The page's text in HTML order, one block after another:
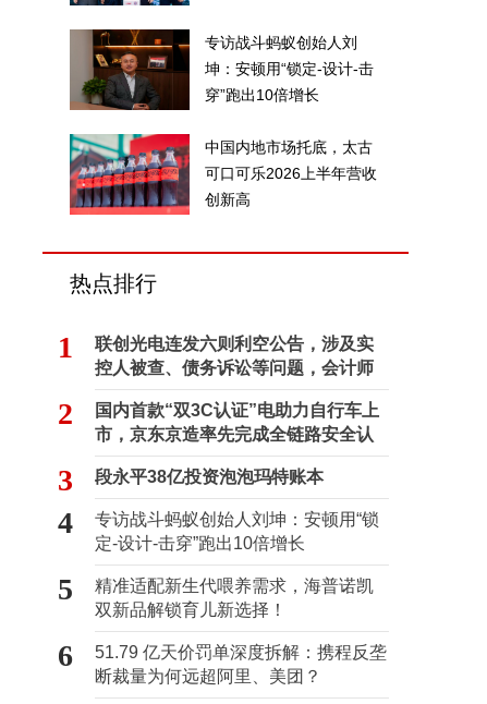
专访战斗蚂蚁创始人刘
坤：安顿用“锁定-设计-击
穿”跑出10倍增长
中国内地市场托底，太古
可口可乐2026上半年营收
创新高
热点排行
1
联创光电连发六则利空公告，涉及实
控人被查、债务诉讼等问题，会计师
事务所曾出具“保留意见”
2
国内首款“双3C认证”电助力自行车上
市，京东京造率先完成全链路安全认
证
3 段永平38亿投资泡泡玛特账本
4
专访战斗蚂蚁创始人刘坤：安顿用“锁
定-设计-击穿”跑出10倍增长
5
精准适配新生代喂养需求，海普诺凯
双新品解锁育儿新选择！
6
51.79 亿天价罚单深度拆解：携程反垄
断裁量为何远超阿里、美团？